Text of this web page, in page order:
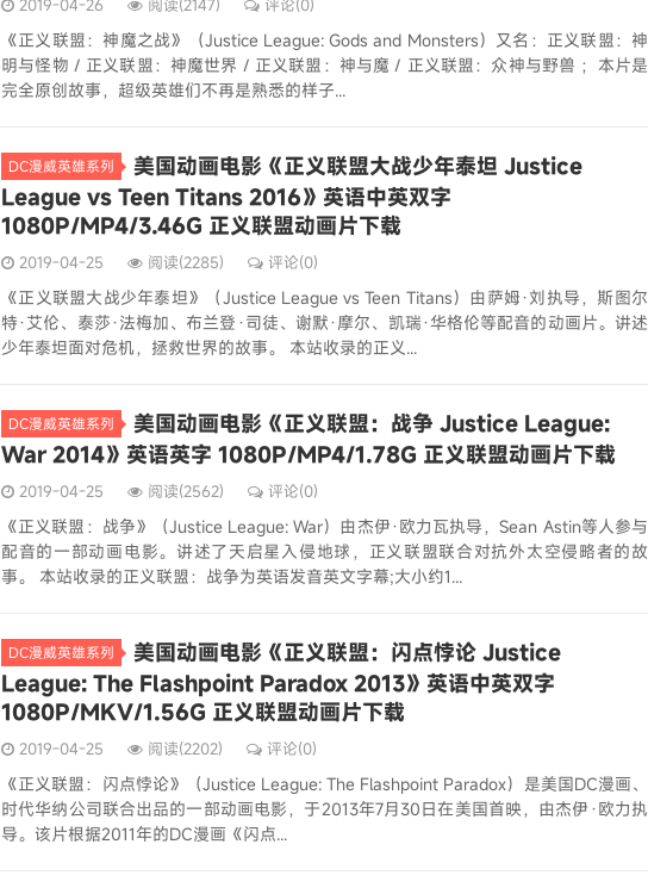
2019-04-26 阅读(2147) 评论(0)
《正义联盟：神魔之战》（Justice League: Gods and Monsters）又名：正义联盟：神
明与怪物 / 正义联盟：神魔世界 / 正义联盟：神与魔 / 正义联盟：众神与野兽 ；本片是
完全原创故事，超级英雄们不再是熟悉的样子...
DC漫威英雄系列
美国动画电影《正义联盟大战少年泰坦 Justice
League vs Teen Titans 2016》英语中英双字
1080P/MP4/3.46G 正义联盟动画片下载
2019-04-25 阅读(2285) 评论(0)
《正义联盟大战少年泰坦》（Justice League vs Teen Titans）由萨姆·刘执导，斯图尔
特·艾伦、泰莎·法梅加、布兰登·司徒、谢默·摩尔、凯瑞·华格伦等配音的动画片。讲述
少年泰坦面对危机，拯救世界的故事。 本站收录的正义...
DC漫威英雄系列
美国动画电影《正义联盟：战争 Justice League:
War 2014》英语英字 1080P/MP4/1.78G 正义联盟动画片下载
2019-04-25 阅读(2562) 评论(0)
《正义联盟：战争》（Justice League: War）由杰伊·欧力瓦执导，Sean Astin等人参与
配音的一部动画电影。讲述了天启星入侵地球，正义联盟联合对抗外太空侵略者的故
事。 本站收录的正义联盟：战争为英语发音英文字幕;大小约1...
DC漫威英雄系列
美国动画电影《正义联盟：闪点悖论 Justice
League: The Flashpoint Paradox 2013》英语中英双字
1080P/MKV/1.56G 正义联盟动画片下载
2019-04-25 阅读(2202) 评论(0)
《正义联盟：闪点悖论》（Justice League: The Flashpoint Paradox）是美国DC漫画、
时代华纳公司联合出品的一部动画电影，于2013年7月30日在美国首映，由杰伊·欧力执
导。该片根据2011年的DC漫画《闪点...